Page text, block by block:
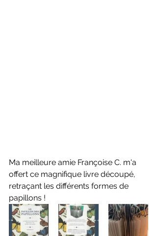
Ma meilleure amie Françoise C. m'a
offert ce magnifique livre découpé,
retraçant les différents formes de
papillons !